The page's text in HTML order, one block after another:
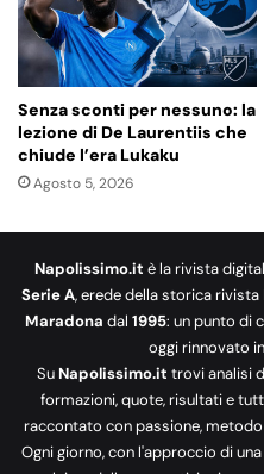
Senza sconti per nessuno: la
lezione di De Laurentiis che
chiude l’era Lukaku
Agosto 5, 2026
Napolissimo.it è la rivista
Serie A, erede della storica
Maradona dal 1995: un punto di
oggi rinnovato
SuNapolissimo.it trovi analisi
formazioni, quote, risultati e
raccontato con passione,
Ogni giorno, con l'approccio di